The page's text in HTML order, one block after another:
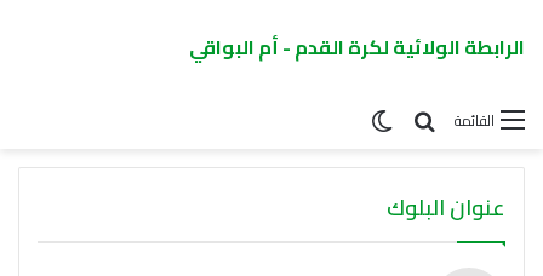
الرابطة الولائية لكرة القدم - أم البواقي
القائمة
عنوان البلوك